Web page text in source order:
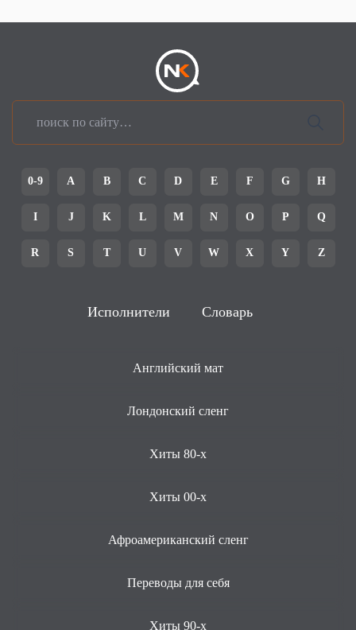
0-9 A B C D E F G H
I J K L M N O P Q
R S T U V W X Y Z
Исполнители Словарь
Английский мат
Лондонский сленг
Хиты 80-х
Хиты 00-х
Афроамериканский сленг
Переводы для себя
Хиты 90-х